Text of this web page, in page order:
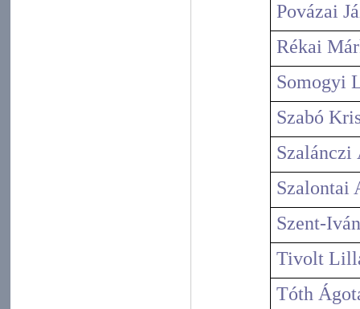
Povázai
Rékai
Somogyi
Szabó
Szalánczi
Szalontai
Szent-
Tivolt
Tóth